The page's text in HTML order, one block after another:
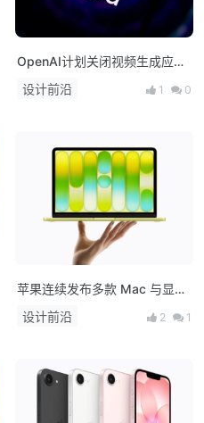
OpenAI计划关闭视频生成应用
Sora，上线仅约15个月
设计前沿 1 0
苹果连续发布多款 Mac 与显示
器新品：M5 系列芯片登场，
MacBook 产品线全面升级
设计前沿 2 1